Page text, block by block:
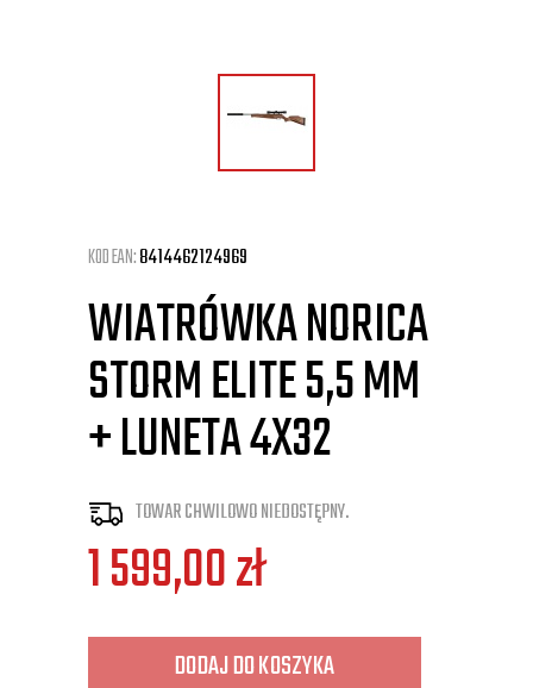
KOD EAN:8414462124969
WIATRÓWKA NORICA
STORM ELITE 5,5 MM
+ LUNETA 4X32
TOWAR CHWILOWO NIEDOSTĘPNY.
1 599,00zł
DODAJ DO KOSZYKA